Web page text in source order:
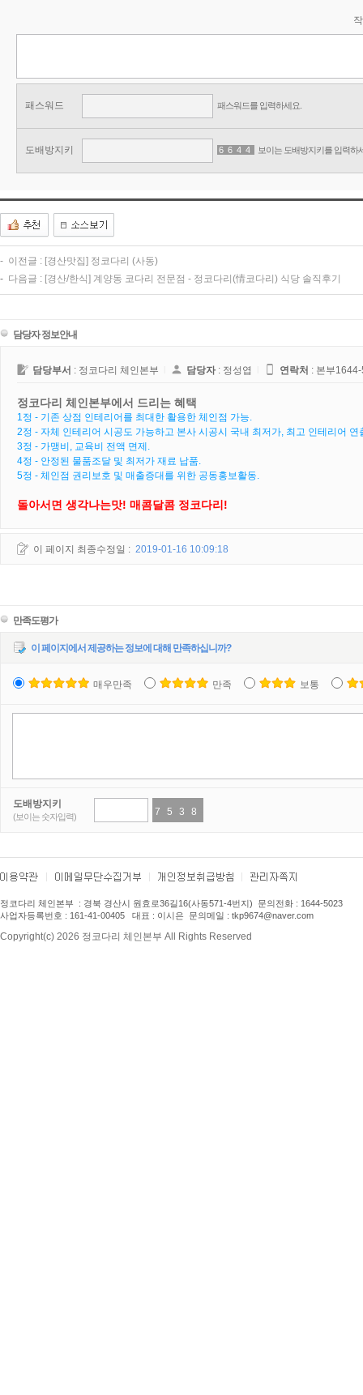
패스워드 패스워드를 입력하세요.
도배방지키 62 66 40 48 보이는 도배방지키를 입력하
- 이전글 : [경산맛집] 정코다리 (사동)
- 다음글 : [경산/한식] 계양동 코다리 전문점 - 정코다리(情코다리) 식당 솔직후기
담당자 정보안내
담당부서 : 정코다리 체인본부 담당자: 정성엽 연락처 : 본부
정코다리 체인본부에서 드리는 혜택
1정 - 기존 상점 인테리어를 최대한 활용한 체인점 가능.
2정 - 자체 인테리어 시공도 가능하고 본사 시공시 국내 최저가, 최고 인테리어 연
3정 - 가맹비, 교육비 전액 면제.
4정 - 안정된 물품조달 및 최저가 재료 납품.
5정 - 체인점 권리보호 및 매출증대를 위한 공동홍보활동.
돌아서면 생각나는맛! 매콤달콤 정코다리!
이 페이지 최종수정일 : 2019-01-16 10:09:18
만족도평가
이 페이지에서 제공하는 정보에 대해 만족하십니까?
매우만족 만족 보통
도배방지키
(보이는 숫자입력) 7 5 3 8
정코다리 체인본부 : 경북 경산시 원효로36길16(사동571-4번지) 문의전화 : 1644-5023
사업자등록번호 : 161-41-00405 대표 : 이시은 문의메일 : tkp9674@naver.com
Copyright(c) 2026 정코다리 체인본부 All Rights Reserved